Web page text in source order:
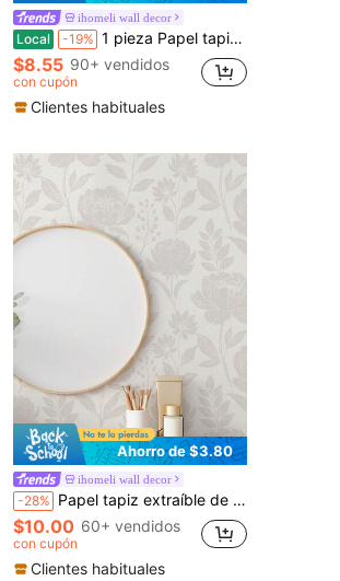
ihomeli wall decor
Local -19% 1 pieza Papel tapiz con patrón de plantas florales, papel tapiz autoadhesivo floral, papel tapiz extraíble, fondo de color claro, adecuado para sala de estar, dormitorio, pared, renovación de muebles, tamaño: 17.7 pulgadas x 6.5 pies/9.8 pies
$8.55 90+ vendidos
con cupón
Clientes habituales
Ahorro de $3.80
ihomeli wall decor
-28% Papel tapiz extraíble de 17.7 pulgadas x 9.8 pies, con patrón floral de peonía y salvia en acuarela, arte decorativo de pared para el hogar, habitación, mural de pared impermeable
$10.00 60+ vendidos
con cupón
Clientes habituales